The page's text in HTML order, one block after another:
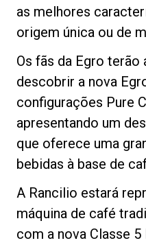
as melhores
origem única ou de
Os fãs da Egro terão
descobrir a nova
configurações Pure
apresentando um
que oferece uma
bebidas à base de
A Rancilio estará
máquina de café
com a nova Classe